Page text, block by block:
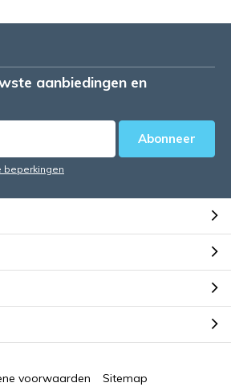
aanbiedingen en
Abonneer
beperkingen
voorwaarden Sitemap